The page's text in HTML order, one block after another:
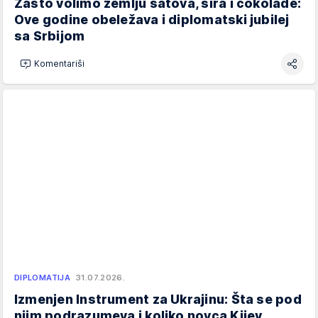
Zašto volimo zemlju satova, sira i čokolade:
Ove godine obeležava i diplomatski jubilej
sa Srbijom
Komentariši
DIPLOMATIJA 31.07.2026.
Izmenjen Instrument za Ukrajinu: Šta se pod